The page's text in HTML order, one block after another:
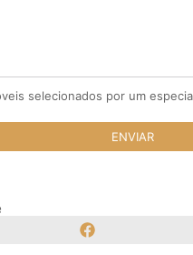
selecionados por um